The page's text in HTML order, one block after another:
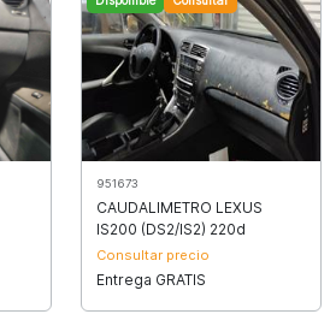
951673
CAUDALIMETRO LEXUS
IS200 (DS2/IS2) 220d
Consultar precio
Entrega GRATIS